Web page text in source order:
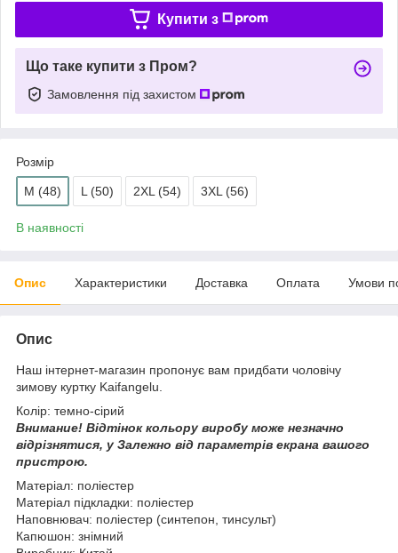
Купити з
Що таке купити з Пром?
Замовлення під захистом
Розмір
M (48) L (50) 2XL (54) 3XL (56)
В наявності
Опис Характеристики Доставка Оплата Умови
Опис
Наш інтернет-магазин пропонує вам придбати чоловічу
зимову куртку Kaifangelu.
Колір: темно-сірий
Внимание! Відтінок кольору виробу може незначно
відрізнятися, у Залежно від параметрів екрана вашого
пристрою.
Матеріал: поліестер
Матеріал підкладки: поліестер
Наповнювач: поліестер (синтепон, тинсульт)
Капюшон: знімний